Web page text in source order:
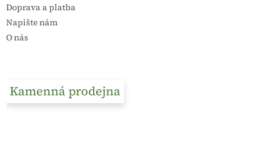
Doprava a platba
Napište nám
O nás
Kamenná prodejna